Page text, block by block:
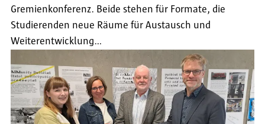
Gremienkonferenz. Beide stehen für Formate, die
Studierenden neue Räume für Austausch und
Weiterentwicklung…